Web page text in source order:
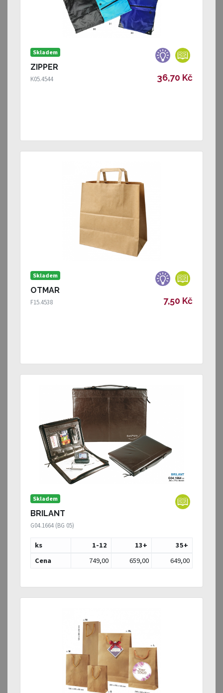
Skladem
ZIPPER
K05.4544 36,70 Kč
Skladem
OTMAR
F15.4538 7,50 Kč
Skladem
BRILANT
G04.1664 (BG 05)
ks 1-12 13+ 35+
Cena
749,00 659,00 649,00